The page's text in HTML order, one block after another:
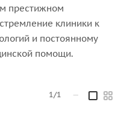
престижном
клиники к
и постоянному
помощи.
1/1 —